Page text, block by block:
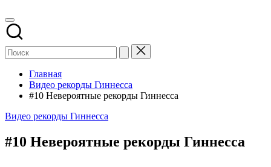
Главная
Видео рекорды Гиннесса
#10 Невероятные рекорды Гиннесса
Опубликовано
Видео рекорды Гиннесса
#10 Невероятные рекорды Гиннесса